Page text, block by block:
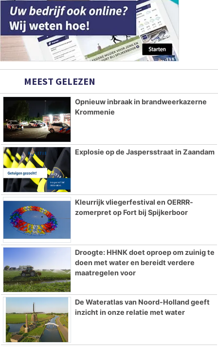
MEEST GELEZEN
Opnieuw inbraak in brandweerkazerne
Krommenie
Explosie op de Jaspersstraat in Zaandam
Kleurrijk vliegerfestival en OERRR-
zomerpret op Fort bij Spijkerboor
Droogte: HHNK doet oproep om zuinig te
doen met water en bereidt verdere
maatregelen voor
De Wateratlas van Noord-Holland geeft
inzicht in onze relatie met water